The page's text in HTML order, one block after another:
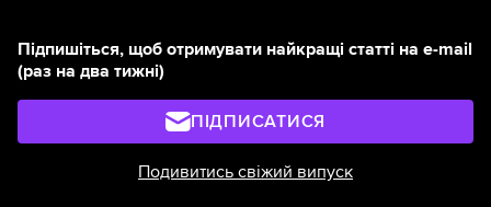
Підпишіться, щоб отримувати найкращі статті на e-mail
(раз на два тижні)
ПІДПИСАТИСЯ
Подивитись свіжий випуск